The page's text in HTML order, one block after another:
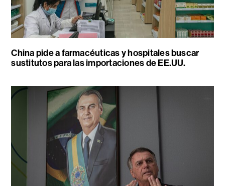
China pide a farmacéuticas y hospitales buscar
sustitutos para las importaciones de EE.UU.